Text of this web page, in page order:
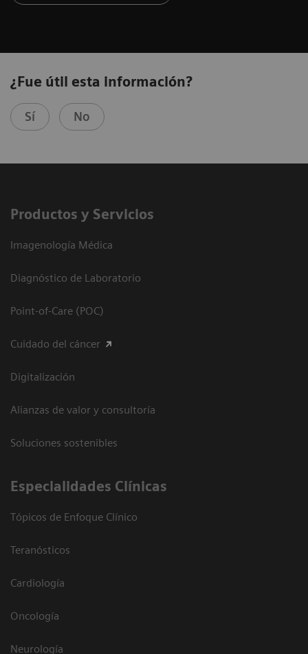
¿Fue útil esta información?
Sí No
Productos y Servicios
Imagenología Médica
Diagnóstico de Laboratorio
Point-of-Care (POC)
Cuidado del cáncer
Digitalización
Alianzas de valor y consultoría
Soluciones sostenibles
Especialidades Clínicas
Tópicos de Enfoque Clínico
Teranósticos
Cardiología
Oncología
Neurología